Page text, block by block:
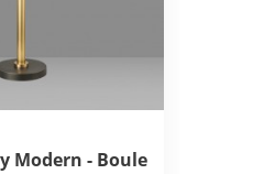
Modern - Boule